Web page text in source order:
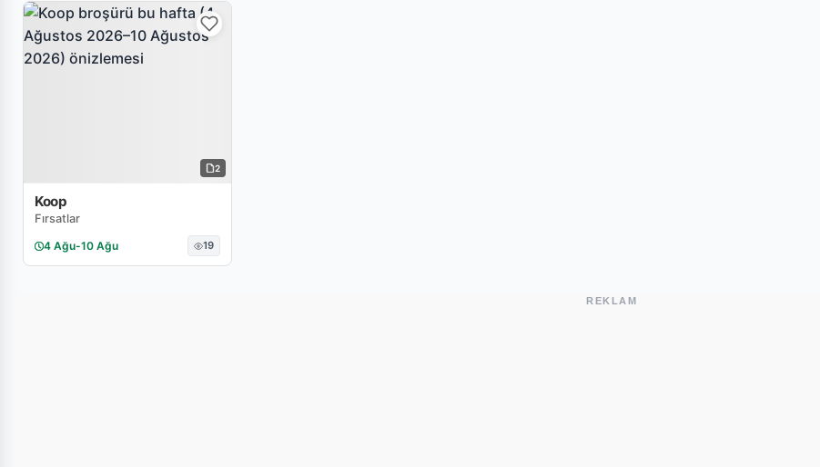
2
Koop
Fırsatlar
4 Ağu-10 Ağu 19
REKLAM